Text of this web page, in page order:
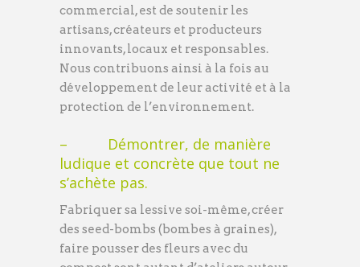
commercial, est de soutenir les
artisans, créateurs et producteurs
innovants, locaux et responsables.
Nous contribuons ainsi à la fois au
développement de leur activité et à la
protection de l’environnement.
– Démontrer, de manière
ludique et concrète que tout ne
s’achète pas.
Fabriquer sa lessive soi-même, créer
des seed-bombs (bombes à graines),
faire pousser des fleurs avec du